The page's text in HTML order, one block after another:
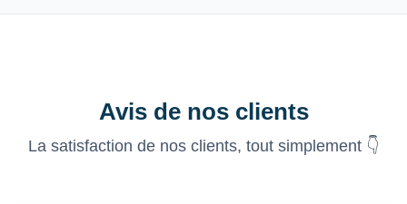
Avis de nos clients
La satisfaction de nos clients, tout simplement 👇